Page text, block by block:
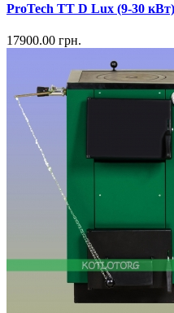
ProTech TT D Lux (9-30
17900.00 грн.